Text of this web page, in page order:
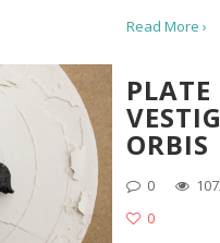
Read More ›
PLATE
ORBIS
0
0